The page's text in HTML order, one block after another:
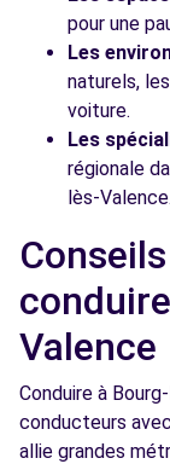
pour une
Les
naturels,
voiture.
Les
régionale
lès-Valence.
Valence
Conduire à
conducteurs
allie grandes